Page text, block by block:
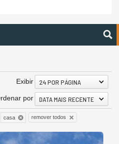
Exibir 24 POR PÁGINA
por DATA MAIS RECENTE
casa remover todos